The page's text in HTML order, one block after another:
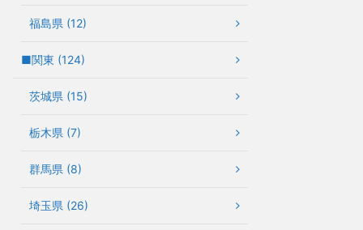
福島県 (12)
■関東 (124)
茨城県 (15)
栃木県 (7)
群馬県 (8)
埼玉県 (26)